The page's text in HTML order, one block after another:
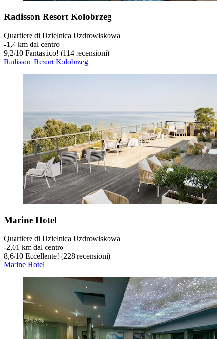
Radisson Resort Kolobrzeg
Quartiere di Dzielnica Uzdrowiskowa
‐1,4 km dal centro
9,2/10 Fantastico! (114 recensioni)
Radisson Resort Kolobrzeg
Marine Hotel
Quartiere di Dzielnica Uzdrowiskowa
‐2,01 km dal centro
8,6/10 Eccellente! (228 recensioni)
Marine Hotel